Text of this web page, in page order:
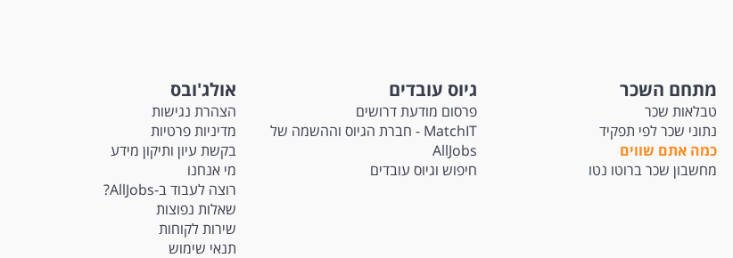
מתחם השכר
טבלאות שכר
נתוני שכר לפי תפקיד
כמה אתם שווים
מחשבון שכר ברוטו נטו
גיוס עובדים
פרסום מודעת דרושים
MatchIT - חברת הגיוס וההשמה של
AllJobs
חיפוש וגיוס עובדים
אולג'ובס
הצהרת נגישות
מדיניות פרטיות
בקשת עיון ותיקון מידע
מי אנחנו
רוצה לעבוד ב-AllJobs?
שאלות נפוצות
שירות לקוחות
תנאי שימוש